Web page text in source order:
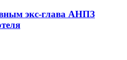
экс-глава АНПЗ